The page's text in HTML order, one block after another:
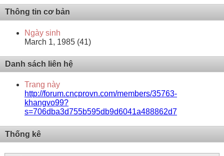
Thông tin cơ bản
Ngày sinh
March 1, 1985 (41)
Danh sách liên hệ
Trang này
http://forum.cncprovn.com/members/35763-
khangvo99?
s=706dba3d755b595db9d6041a488862d7
Thống kê